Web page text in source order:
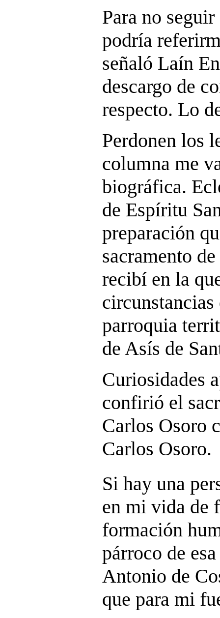
Para no
podría
señaló Laín
descargo de
respecto. Lo
Perdonen los
columna me
biográfica.
de Espíritu
preparación
sacramento
recibí en la
parroquia
de Asís de
Curiosidades
confirió el
Carlos Osoro
Carlos Osoro.
Si hay una
en mi vida de
formación
párroco de
Antonio de
que para mi